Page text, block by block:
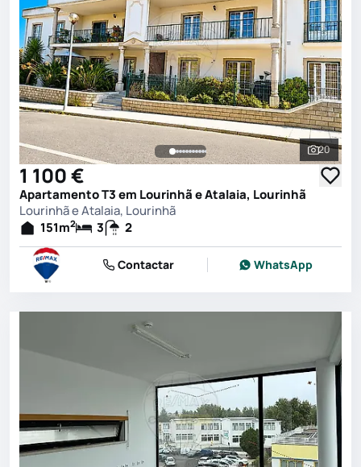
Ver
20
1 100 €
Apartamento T3 em Lourinhã e Atalaia, Lourinhã
Lourinhã e Atalaia, Lourinhã
151m2 3 2
Contactar WhatsApp